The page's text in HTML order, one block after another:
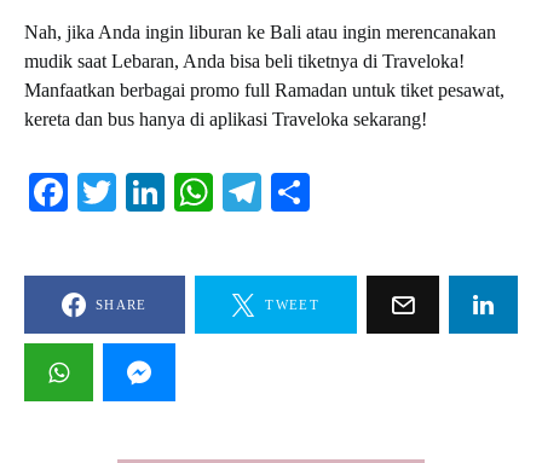
Nah, jika Anda ingin liburan ke Bali atau ingin merencanakan
mudik saat Lebaran, Anda bisa beli tiketnya di Traveloka!
Manfaatkan berbagai promo full Ramadan untuk tiket pesawat,
kereta dan bus hanya di aplikasi Traveloka sekarang!
Facebook
TwitterLinkedIn
WhatsApp
Telegram
SHARE TWEET